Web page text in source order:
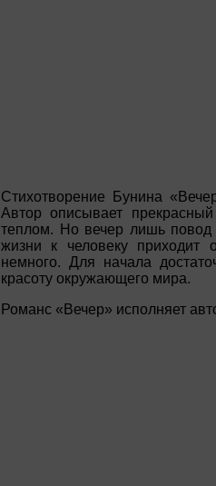
Стихотворение Бунина
Автор описывает
теплом. Но вечер лишь
жизни к человеку приходит
немного. Для начала
красоту окружающего мира.
Романс «Вечер» исполняет